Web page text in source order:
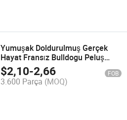
Yumuşak Doldurulmuş Gerçek
Hayat Fransız Bulldogu Peluş
Oyuncak Sevimli Gerçekçi Köpek
Doldurulmuş Peluş Köpek
Oyuncağı
$2,10-2,66 FOB
3.600 Parça (MOQ)